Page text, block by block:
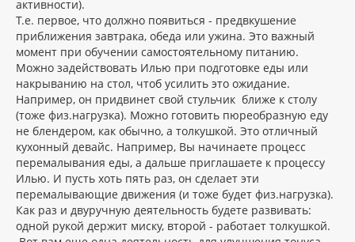
активности).
Т.е. первое, что должно появиться - предвкушение
приближения завтрака, обеда или ужина. Это важный
момент при обучении самостоятельному питанию.
Можно задействовать Илью при подготовке еды или
накрыванию на стол, чтоб усилить это ожидание.
Например, он придвинет свой стульчик ближе к столу
(тоже физ.нагрузка). Можно готовить пюреобразную еду
не блендером, как обычно, а толкушкой. Это отличный
кухонный девайс. Например, Вы начинаете процесс
перемалывания еды, а дальше приглашаете к процессу
Илью. И пусть хоть пять раз, он сделает эти
перемалывающие движения (и тоже будет физ.нагрузка).
Как раз и двуручную деятельность будете развивать:
одной рукой держит миску, второй - работает толкушкой.